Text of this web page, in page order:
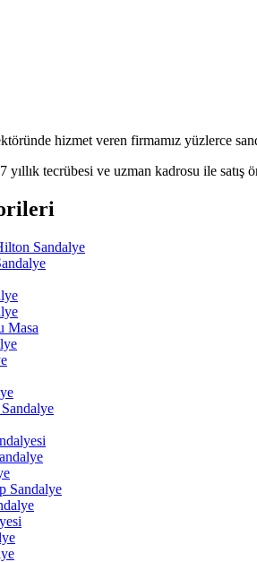
hizmet veren firmamız yüzlerce
yıllık tecrübesi ve uzman kadrosu ile satış
Sandalye
Masa
Sandalye